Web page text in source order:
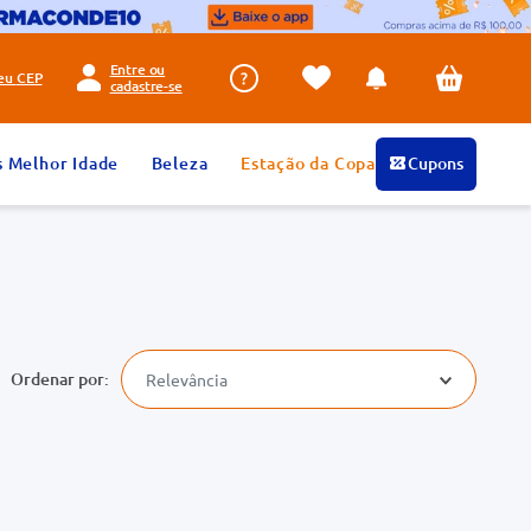
CEP
Entre ou
cadastre-se
Melhor Idade Beleza Estação da Copa Cupons
Relevância